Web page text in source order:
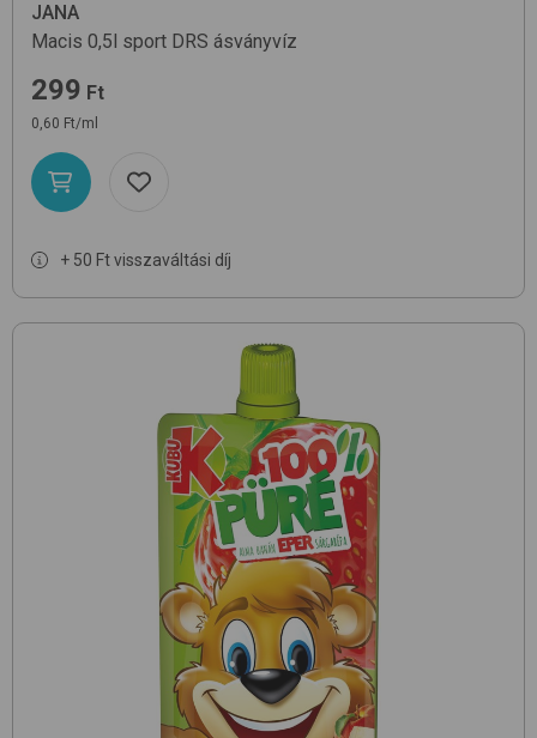
JANA
Macis 0,5l sport DRS ásványvíz
299 Ft
0,60 Ft/ml
+ 50 Ft visszaváltási díj